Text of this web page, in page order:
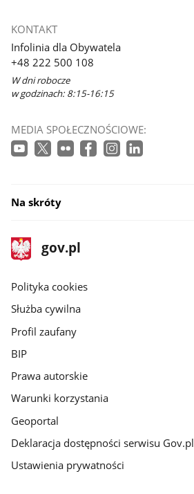
KONTAKT
Infolinia dla Obywatela
+48 222 500 108
W dni robocze
w godzinach: 8:15-16:15
MEDIA SPOŁECZNOŚCIOWE:
Na skróty
stopka
gov.pl
Strona
gov.pl
gov.pl
Polityka cookies
Służba cywilna
Profil zaufany
BIP
Prawa autorskie
Warunki korzystania
Geoportal
Deklaracja dostępności serwisu Gov.pl
Ustawienia prywatności